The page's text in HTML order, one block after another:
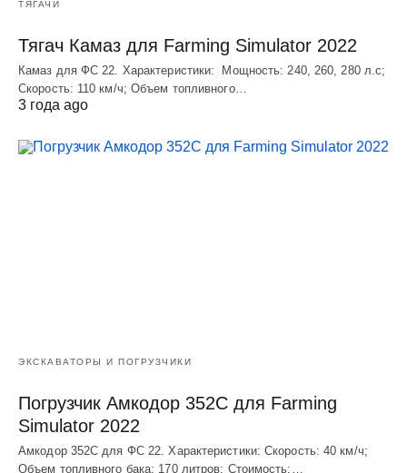
ТЯГАЧИ
Тягач Камаз для Farming Simulator 2022
Камаз для ФС 22. Характеристики: Мощность: 240, 260, 280 л.с;
Скорость: 110 км/ч; Объем топливного…
3 года ago
ЭКСКАВАТОРЫ И ПОГРУЗЧИКИ
Погрузчик Амкодор 352С для Farming
Simulator 2022
Амкодор 352С для ФС 22. Характеристики: Скорость: 40 км/ч;
Объем топливного бака: 170 литров; Стоимость:…